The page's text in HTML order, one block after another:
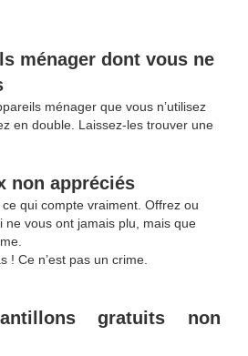
ménager dont vous ne
ménager que vous n’utilisez
en double. Laissez-les trouver une
non appréciés
qui compte vraiment. Offrez ou
ne vous ont jamais plu, mais que
! Ce n’est pas un crime.
gratuits non